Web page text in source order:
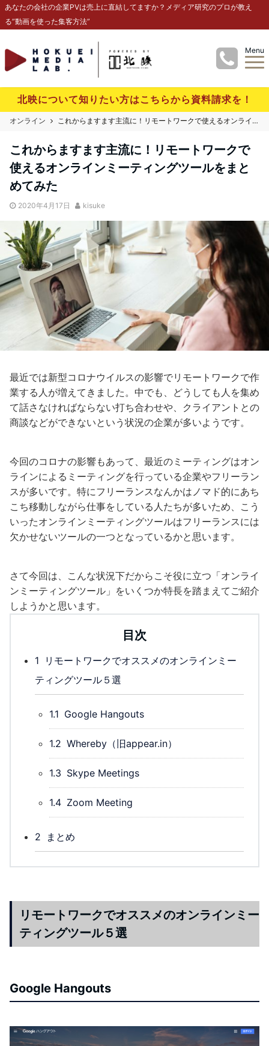
あなたの会社の企業PVは売上に直結してますか？メディア研究のプロが教え
る”動画を使った集客方法”
Menu
北映について知りたい方はこちらから資料請求を！
オンライン これからますます主流に！リモートワークで使えるオンラインミーティングツールをまとめてみた
これからますます主流に！リモートワークで
使えるオンラインミーティングツールをまと
めてみた
2020年4月17日 kisuke
最近では新型コロナウイルスの影響でリモートワークで作
業する人が増えてきました。中でも、どうしても人を集め
て話さなければならない打ち合わせや、クライアントとの
商談などができないという状況の企業が多いようです。
今回のコロナの影響もあって、最近のミーティングはオン
ラインによるミーティングを行っている企業やフリーラン
スが多いです。特にフリーランスなんかはノマド的にあち
こち移動しながら仕事をしている人たちが多いため、こう
いったオンラインミーティングツールはフリーランスには
欠かせないツールの一つとなっているかと思います。
さて今回は、こんな状況下だからこそ役に立つ「オンライ
ンミーティングツール」をいくつか特長を踏まえてご紹介
しようかと思います。
目次
1
リモートワークでオススメのオンラインミー
ティングツール５選
1.1 Google Hangouts
1.2 Whereby（旧appear.in）
1.3 Skype Meetings
1.4 Zoom Meeting
2 まとめ
リモートワークでオススメのオンラインミー
ティングツール５選
Google Hangouts